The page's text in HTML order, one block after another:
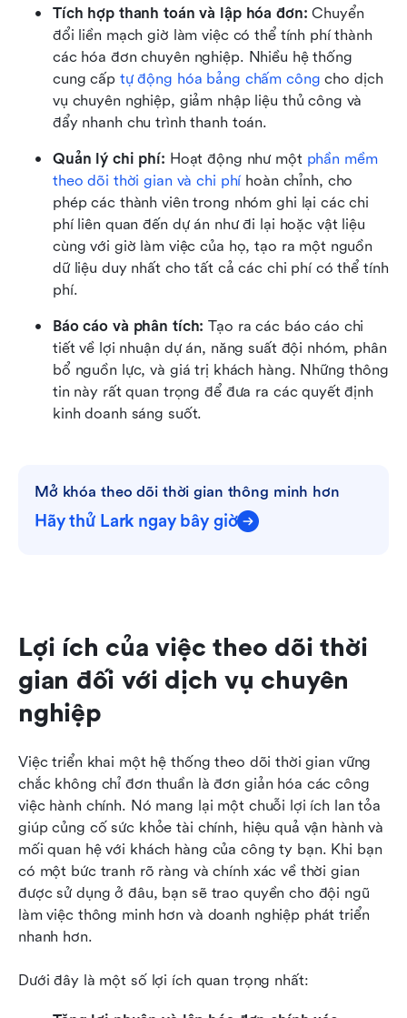
Tích hợp thanh toán và lập hóa đơn: Chuyển
đổi liền mạch giờ làm việc có thể tính phí thành
các hóa đơn chuyên nghiệp. Nhiều hệ thống
cung cấp tự động hóa bảng chấm công cho dịch
vụ chuyên nghiệp, giảm nhập liệu thủ công và
đẩy nhanh chu trình thanh toán.
Quản lý chi phí: Hoạt động như một phần mềm
theo dõi thời gian và chi phí hoàn chỉnh, cho
phép các thành viên trong nhóm ghi lại các chi
phí liên quan đến dự án như đi lại hoặc vật liệu
cùng với giờ làm việc của họ, tạo ra một nguồn
dữ liệu duy nhất cho tất cả các chi phí có thể tính
phí.
Báo cáo và phân tích: Tạo ra các báo cáo chi
tiết về lợi nhuận dự án, năng suất đội nhóm, phân
bổ nguồn lực, và giá trị khách hàng. Những thông
tin này rất quan trọng để đưa ra các quyết định
kinh doanh sáng suốt.
Mở khóa theo dõi thời gian thông minh hơn
Hãy thử Lark ngay bây giờ
Lợi ích của việc theo dõi thời
gian đối với dịch vụ chuyên
nghiệp
Việc triển khai một hệ thống theo dõi thời gian vững
chắc không chỉ đơn thuần là đơn giản hóa các công
việc hành chính. Nó mang lại một chuỗi lợi ích lan tỏa
giúp củng cố sức khỏe tài chính, hiệu quả vận hành và
mối quan hệ với khách hàng của công ty bạn. Khi bạn
có một bức tranh rõ ràng và chính xác về thời gian
được sử dụng ở đâu, bạn sẽ trao quyền cho đội ngũ
làm việc thông minh hơn và doanh nghiệp phát triển
nhanh hơn.
Dưới đây là một số lợi ích quan trọng nhất: